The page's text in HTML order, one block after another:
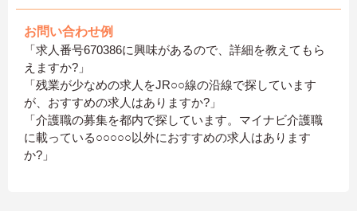
お問い合わせ例
「求人番号670386に興味があるので、詳細を教えてもら
えますか?」
「残業が少なめの求人をJR○○線の沿線で探しています
が、おすすめの求人はありますか?」
「介護職の募集を都内で探しています。マイナビ介護職
に載っている○○○○○以外におすすめの求人はあります
か?」